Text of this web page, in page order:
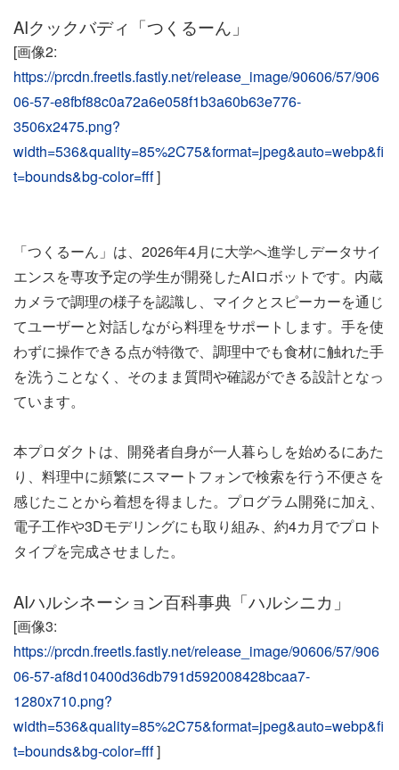
AIクックバディ「つくるーん」
[画像2:
https://prcdn.freetls.fastly.net/release_image/90606/57/906
06-57-e8fbf88c0a72a6e058f1b3a60b63e776-
3506x2475.png?
width=536&quality=85%2C75&format=jpeg&auto=webp&fi
t=bounds&bg-color=fff]
「つくるーん」は、2026年4月に大学へ進学しデータサイ
エンスを専攻予定の学生が開発したAIロボットです。内蔵
カメラで調理の様子を認識し、マイクとスピーカーを通じ
てユーザーと対話しながら料理をサポートします。手を使
わずに操作できる点が特徴で、調理中でも食材に触れた手
を洗うことなく、そのまま質問や確認ができる設計となっ
ています。
本プロダクトは、開発者自身が一人暮らしを始めるにあた
り、料理中に頻繁にスマートフォンで検索を行う不便さを
感じたことから着想を得ました。プログラム開発に加え、
電子工作や3Dモデリングにも取り組み、約4カ月でプロト
タイプを完成させました。
AIハルシネーション百科事典「ハルシニカ」
[画像3:
https://prcdn.freetls.fastly.net/release_image/90606/57/906
06-57-af8d10400d36db791d592008428bcaa7-
1280x710.png?
width=536&quality=85%2C75&format=jpeg&auto=webp&fi
t=bounds&bg-color=fff]